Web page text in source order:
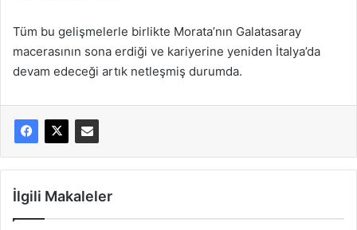
Tüm bu gelişmelerle birlikte Morata’nın Galatasaray
macerasının sona erdiği ve kariyerine yeniden İtalya’da
devam edeceği artık netleşmiş durumda.
İlgili Makaleler